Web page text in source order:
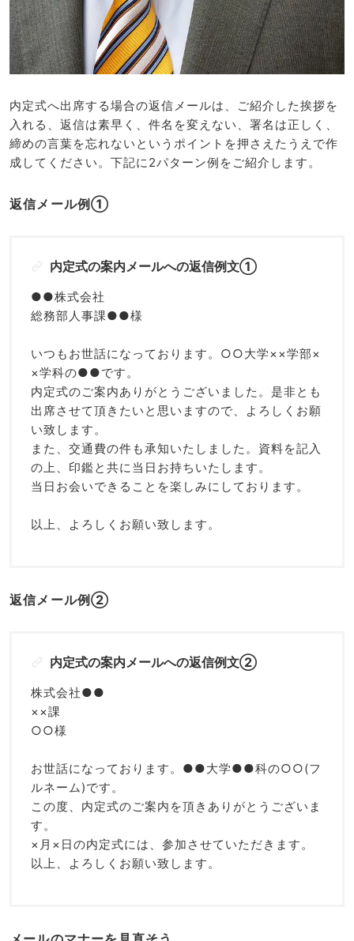
内定式へ出席する場合の返信メールは、ご紹介した挨拶を
入れる、返信は素早く、件名を変えない、署名は正しく、
締めの言葉を忘れないというポイントを押さえたうえで作
成してください。下記に2パターン例をご紹介します。
返信メール例①
内定式の案内メールへの返信例文①
●●株式会社
総務部人事課●●様
いつもお世話になっております。○○大学××学部×
×学科の●●です。
内定式のご案内ありがとうございました。是非とも
出席させて頂きたいと思いますので、よろしくお願
い致します。
また、交通費の件も承知いたしました。資料を記入
の上、印鑑と共に当日お持ちいたします。
当日お会いできることを楽しみにしております。
以上、よろしくお願い致します。
返信メール例②
内定式の案内メールへの返信例文②
株式会社●●
××課
○○様
お世話になっております。●●大学●●科の○○(フ
ルネーム)です。
この度、内定式のご案内を頂きありがとうございま
す。
×月×日の内定式には、参加させていただきます。
以上、よろしくお願い致します。